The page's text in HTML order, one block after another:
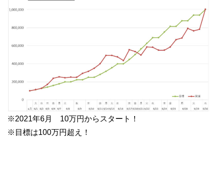
※2021年6月 10万円からスタート！
※目標は100万円超え！